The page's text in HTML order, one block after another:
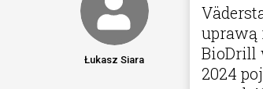
uprawą
BioDrill
2024
Łukasz Siara